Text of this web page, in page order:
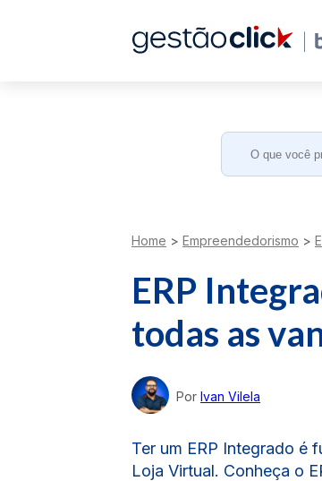
Search
Home > Empreendedorismo >
ERP
todas as
Por Ivan Vilela
Ter um ERP Integrado é
Loja Virtual. Conheça o